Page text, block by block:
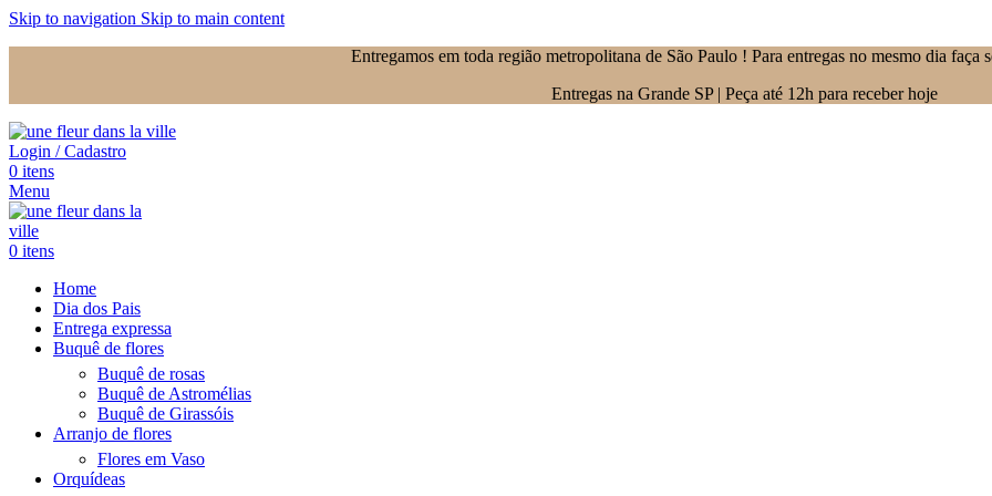
Skip to navigation Skip to main content
Entregamos em toda região metropolitana de São Paulo ! Para entregas no mesmo dia faça
Entregas na Grande SP | Peça até 12h para receber hoje
Login / Cadastro
0 itens
Menu
0 itens
Home
Dia dos Pais
Entrega expressa
Buquê de flores
Buquê de rosas
Buquê de Astromélias
Buquê de Girassóis
Arranjo de flores
Flores em Vaso
Orquídeas